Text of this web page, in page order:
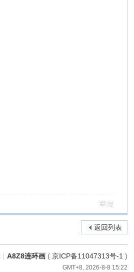
举报
返回列表
| A8Z8连环画( 京ICP备11047313号-1 )
GMT+8, 2026-8-8 15:22